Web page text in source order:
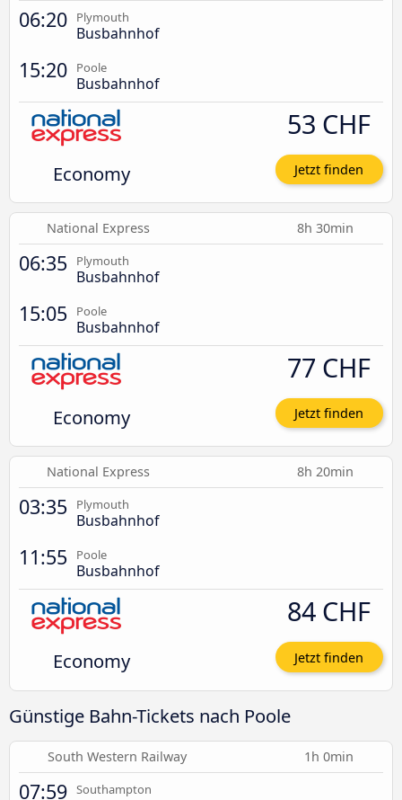
06:20 Plymouth
Busbahnhof
15:20 Poole
Busbahnhof
Economy
53 CHF
Jetzt finden
National Express 8h 30min
06:35 Plymouth
Busbahnhof
15:05 Poole
Busbahnhof
Economy
77 CHF
Jetzt finden
National Express 8h 20min
03:35 Plymouth
Busbahnhof
11:55 Poole
Busbahnhof
Economy
84 CHF
Jetzt finden
Günstige Bahn-Tickets nach Poole
South Western Railway 1h 0min
07:59 Southampton